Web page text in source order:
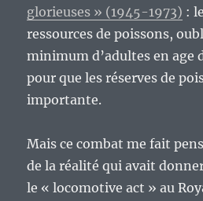
glorieuses » (1945-1973) :
ressources de poissons,
minimum d’adultes en age
pour que les réserves de
importante.
Mais ce combat me fait
de la réalité qui avait
le « locomotive act » au